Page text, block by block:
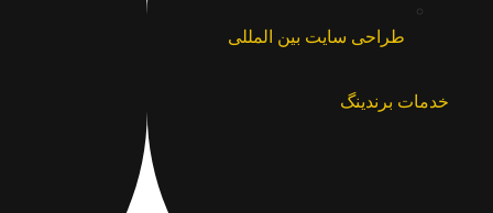
طراحی سایت بین المللی
خدمات برندینگ